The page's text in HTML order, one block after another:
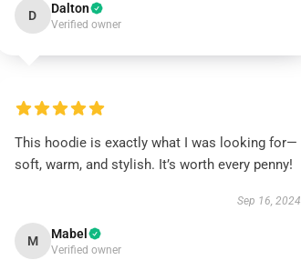
D Dalton
Verified owner
This hoodie is exactly what I was looking for—
soft, warm, and stylish. It’s worth every penny!
Sep 16, 2024
M Mabel
Verified owner